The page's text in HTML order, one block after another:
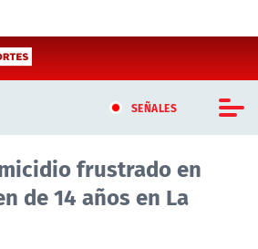
SEÑALES
CHILE
frustrado en
de 14 años en La